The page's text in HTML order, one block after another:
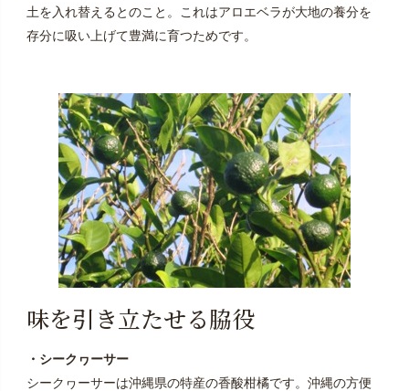
土を入れ替えるとのこと。これはアロエベラが大地の養分を
存分に吸い上げて豊満に育つためです。
味を引き立たせる脇役
・シークヮーサー
シークヮーサーは沖縄県の特産の香酸柑橘です。沖縄の方便